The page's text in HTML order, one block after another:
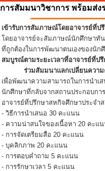
การสัมมนาวิชาการ พร้อมส่ง
เข้ารับการสัมภาษณ์โดยอาจารย์ที่ป
โดยอาจารย์จะสัมภาษณ์นักศึกษาทั
ที่ถูกต้องในการพัฒนาตนเองของนัก
สมบูรณ์ตามระยะเวลาที่อาจารย์ที่ป
ร่วมสัมมนาแลกเปลี่ยนความคิ
เพื่อพัฒนาความสามารถในการนำเ
นักศึกษาที่กลับจากสถานประกอบกา
อาจารย์ที่ปรึกษาสหกิจศึกษาประจำ
- วิธีการนำเสนอ 30 คะแนน
- ความน่าสนใจของเนื้อหา 20 คะแ
- การจัดเตรียมสื่อ 20 คะแนน
- บุคลิกภาพ 20 คะแนน
- การตอบคำถาม 5 คะแนน
- การรักษาเวลา 5 คะแนน